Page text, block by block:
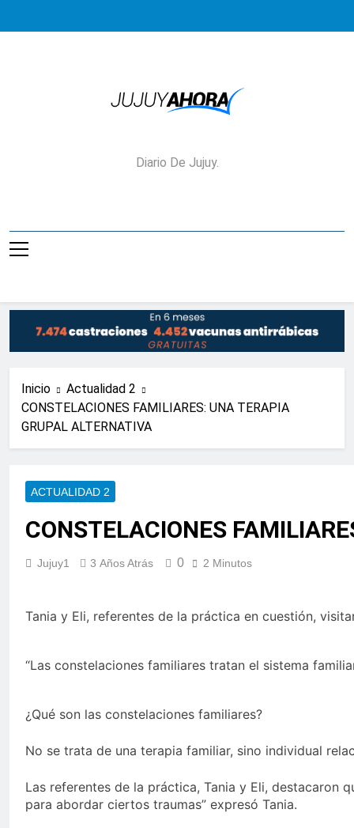
Jujuy Ahora!
Diario De Jujuy.
Inicio
Actualidad 2
CONSTELACIONES FAMILIARES: UNA TERAPIA
GRUPAL ALTERNATIVA
ACTUALIDAD 2
CONSTELACIONES
Jujuy1 3 Años Atrás 0 2 Minutos
Tania y Eli, referentes de la práctica en cuestión,
“Las constelaciones familiares tratan el sistema
¿Qué son las constelaciones familiares?
No se trata de una terapia familiar, sino individual
Las referentes de la práctica, Tania y Eli, destacaron
para abordar ciertos traumas” expresó Tania.